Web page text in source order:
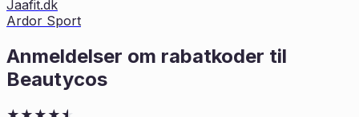
Jaafit.dk
Ardor Sport
Anmeldelser om rabatkoder til
Beautycos